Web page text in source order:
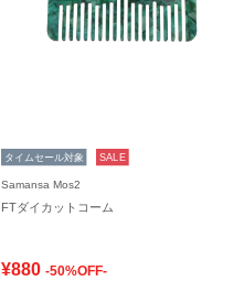
タイムセール対象 SALE
Samansa Mos2
FTダイカットコーム
¥880 -50%OFF-